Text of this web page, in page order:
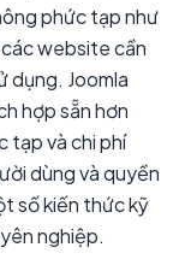
phức tạp như
các website cần
dụng. Joomla
hợp sẵn hơn
tạp và chi phí
dùng và quyền
số kiến thức kỹ
nghiệp.